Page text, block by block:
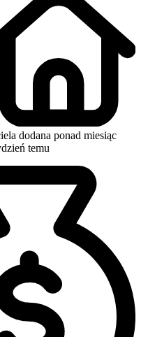
dodana ponad miesiąc
temu